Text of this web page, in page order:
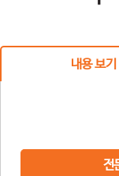
내용 보기
전